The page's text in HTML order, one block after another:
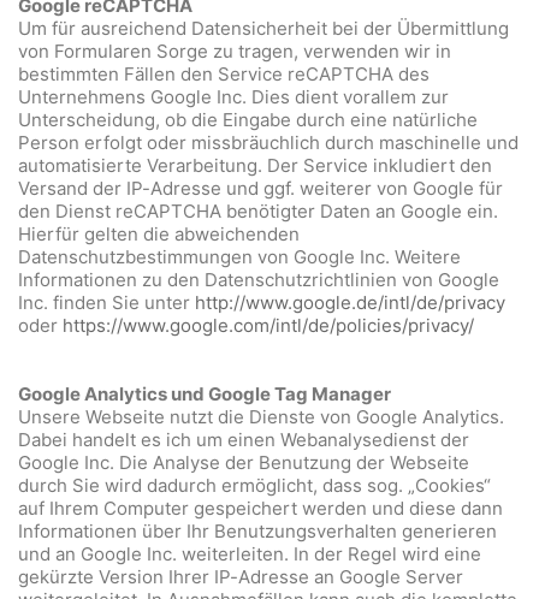
Google reCAPTCHA
Um für ausreichend Datensicherheit bei der Übermittlung
von Formularen Sorge zu tragen, verwenden wir in
bestimmten Fällen den Service reCAPTCHA des
Unternehmens Google Inc. Dies dient vorallem zur
Unterscheidung, ob die Eingabe durch eine natürliche
Person erfolgt oder missbräuchlich durch maschinelle und
automatisierte Verarbeitung. Der Service inkludiert den
Versand der IP-Adresse und ggf. weiterer von Google für
den Dienst reCAPTCHA benötigter Daten an Google ein.
Hierfür gelten die abweichenden
Datenschutzbestimmungen von Google Inc. Weitere
Informationen zu den Datenschutzrichtlinien von Google
Inc. finden Sie unter http://www.google.de/intl/de/privacy
oder https://www.google.com/intl/de/policies/privacy/
Google Analytics und Google Tag Manager
Unsere Webseite nutzt die Dienste von Google Analytics.
Dabei handelt es ich um einen Webanalysedienst der
Google Inc. Die Analyse der Benutzung der Webseite
durch Sie wird dadurch ermöglicht, dass sog. „Cookies“
auf Ihrem Computer gespeichert werden und diese dann
Informationen über Ihr Benutzungsverhalten generieren
und an Google Inc. weiterleiten. In der Regel wird eine
gekürzte Version Ihrer IP-Adresse an Google Server